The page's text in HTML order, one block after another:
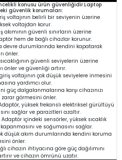
konusu ürün güvenliğidir.Laptop
güvenlik korumaları:
voltajının belirli bir seviyenin üzerine
voltajdan korur.
akımının güvenli sınırların üzerine
hem de bağlı cihazlar korunur.
devre durumlarında kendini kapatarak
önler.
güvenli seviyelerin üzerine
önler ve güvenliği artırır.
voltajının çok düşük seviyelere inmesini
yardımcı olur.
güç dalgalanmalarına karşı cihazınızı
zarar görmesini önler.
yüksek frekanslı elektriksel gürültüyü
sağlar ve parazitleri azaltır.
Adaptör içindeki sensörler, yüksek sıcaklık
ve soğumasını sağlar.
düşük akım durumlarında kendini koruma
önler.
cihazın ihtiyacına göre güç dağılımını
ve cihazın ömrünü uzatır.